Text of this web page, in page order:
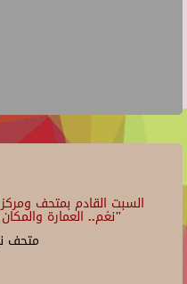
السبت القادم بمتحف
"نغم.. العمارة
متحف